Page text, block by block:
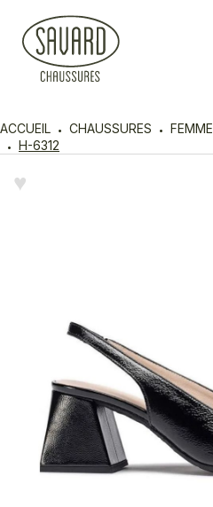
ACCUEIL CHAUSSURES FEMME
H-6312
♥︎